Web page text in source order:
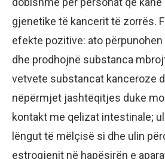
gjenetike të kancerit të zorrës.
efekte pozitive: ato përpunohen
dhe prodhojnë substanca
vetvete substancat kanceroze
nëpërmjet jashtëqitjes duke
kontakt me qelizat intestinale;
lëngut të mëlçisë si dhe ulin
estrogjenit në hapësirën e